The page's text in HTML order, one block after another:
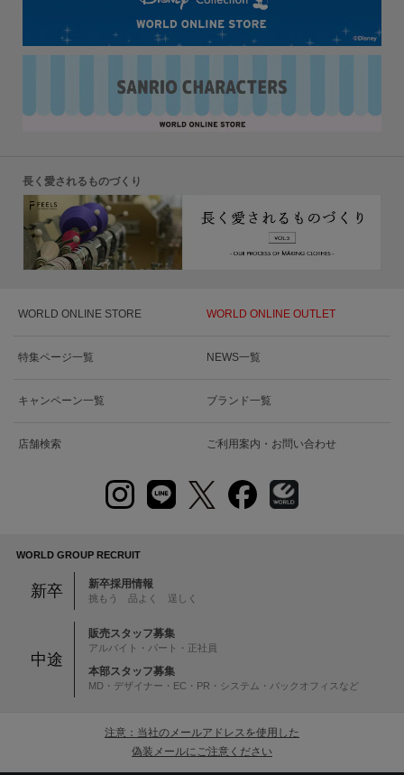
長く愛されるものづくり
WORLD ONLINE STORE WORLD ONLINE OUTLET
特集ページ一覧 NEWS一覧
キャンペーン一覧 ブランド一覧
店舗検索 ご利用案内・お問い合わせ
WORLD GROUP RECRUIT
新卒 新卒採用情報
挑もう 品よく 逞しく
中途
販売スタッフ募集
アルバイト・パート・正社員
本部スタッフ募集
MD・デザイナー・EC・PR・システム・バックオフィスなど
注意：当社のメールアドレスを使用した
偽装メールにご注意ください